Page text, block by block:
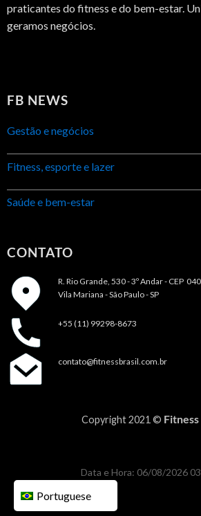
praticantes do fitness e do bem-estar.
geramos negócios.
FB NEWS
Gestão e negócios
Fitness, esporte e lazer
Saúde e bem-estar
CONTATO
R. Rio Grande, 530 - 3º Andar - CEP
Vila Mariana - São Paulo - SP
+55 (11) 99298-8673
contato@fitnessbrasil.com.br
Copyright 2021 ©
Data e Hora: 06/08/2026
Portuguese